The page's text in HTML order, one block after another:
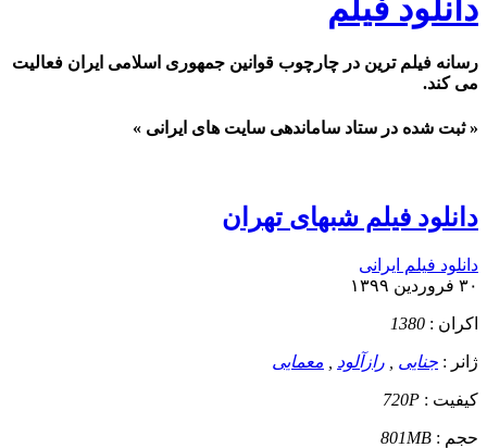
دانلود فیلم
رسانه فیلم ترین در چارچوب قوانین جمهوری اسلامی ایران فعالیت
می کند.
« ثبت شده در ستاد ساماندهی سایت های ایرانی »
دانلود فیلم شبهای تهران
دانلود فیلم ایرانی
۳۰ فروردین ۱۳۹۹
اکران : 1380
ژانر : جنایی رازآلود معمایی
کيفيت : 720P
حجم : 801MB